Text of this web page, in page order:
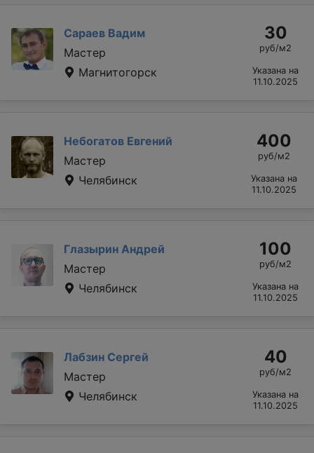
Сараев Вадим
Мастер
Магнитогорск
30
руб/м2
Указана на
11.10.2025
Небогатов Евгений
Мастер
Челябинск
400
руб/м2
Указана на
11.10.2025
Глазырин Андрей
Мастер
Челябинск
100
руб/м2
Указана на
11.10.2025
Лабзин Сергей
Мастер
Челябинск
40
руб/м2
Указана на
11.10.2025